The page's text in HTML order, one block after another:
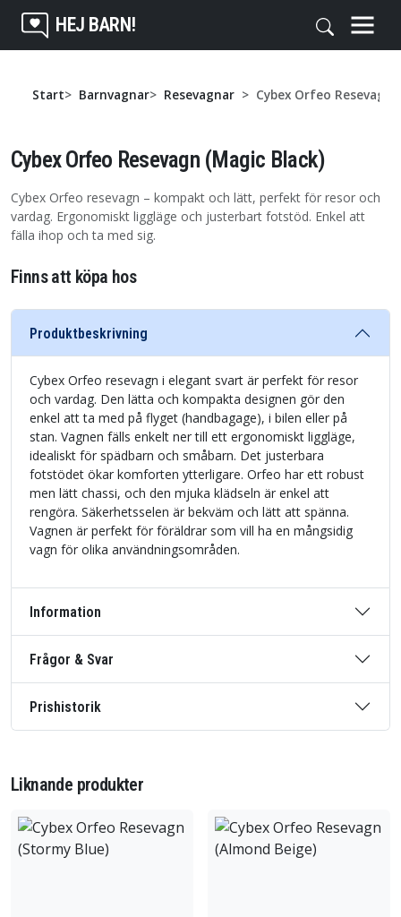
HEJ BARN!
Start Barnvagnar Resevagnar Cybex Orfeo Resevagn
Cybex Orfeo Resevagn (Magic Black)
Cybex Orfeo resevagn – kompakt och lätt, perfekt för resor och
vardag. Ergonomiskt liggläge och justerbart fotstöd. Enkel att
fälla ihop och ta med sig.
Finns att köpa hos
Produktbeskrivning
Cybex Orfeo resevagn i elegant svart är perfekt för resor
och vardag. Den lätta och kompakta designen gör den
enkel att ta med på flyget (handbagage), i bilen eller på
stan. Vagnen fälls enkelt ner till ett ergonomiskt liggläge,
idealiskt för spädbarn och småbarn. Det justerbara
fotstödet ökar komforten ytterligare. Orfeo har ett robust
men lätt chassi, och den mjuka klädseln är enkel att
rengöra. Säkerhetsselen är bekväm och lätt att spänna.
Vagnen är perfekt för föräldrar som vill ha en mångsidig
vagn för olika användningsområden.
Information
Frågor & Svar
Prishistorik
Liknande produkter